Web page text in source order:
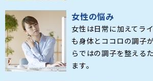
女性の悩み
女性は日常に加えてラ
も身体とココロの調子
らではの調子を整える
ます。